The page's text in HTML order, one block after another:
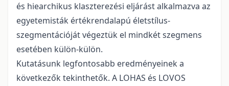
és hiearchikus klaszterezési eljárást alkalmazva az
egyetemisták értékrendalapú életstílus-
szegmentációját végeztük el mindkét szegmens
esetében külön-külön.
Kutatásunk legfontosabb eredményeinek a
következők tekinthetők. A LOHAS és LOVOS